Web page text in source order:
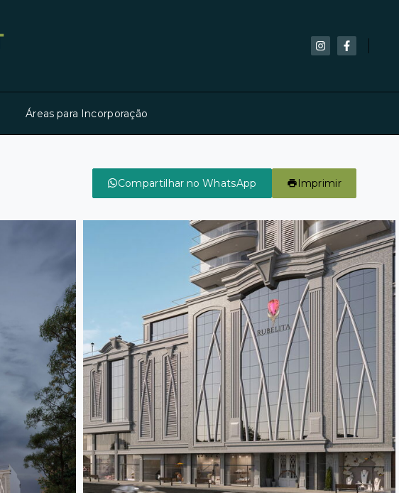
Áreas para Incorporação
Compartilhar no WhatsApp Imprimir